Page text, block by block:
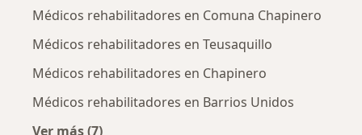
Médicos rehabilitadores en Comuna Chapinero
Médicos rehabilitadores en Teusaquillo
Médicos rehabilitadores en Chapinero
Médicos rehabilitadores en Barrios Unidos
Ver más (7)